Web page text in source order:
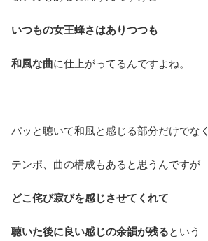
いつもの女王蜂さはありつつも
和風な曲に仕上がってるんですよね。
パッと聴いて和風と感じる部分だけでなく
テンポ、曲の構成もあると思うんですが
どこ侘び寂びを感じさせてくれて
聴いた後に良い感じの余韻が残るという